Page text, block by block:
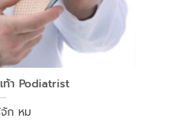
ท้า Podiatrist
ก หม